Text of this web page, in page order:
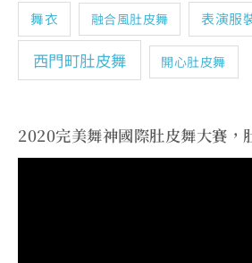
舞衣 融合風肚皮舞 表演服
西門町肚皮舞 開心肚皮舞
2020完美舞神國際肚皮舞大賽，